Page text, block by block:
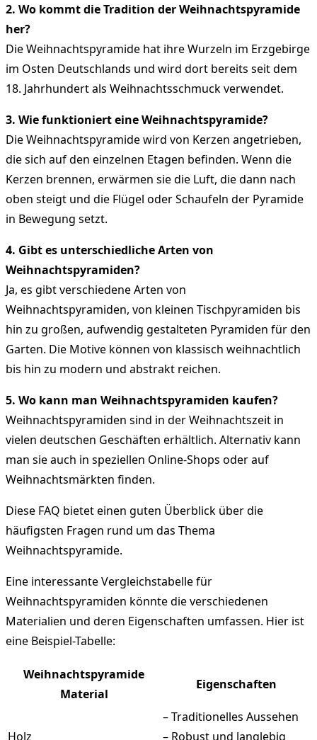
2. Wo kommt die Tradition der Weihnachtspyramide
her?
Die Weihnachtspyramide hat ihre Wurzeln im Erzgebirge
im Osten Deutschlands und wird dort bereits seit dem
18. Jahrhundert als Weihnachtsschmuck verwendet.
3. Wie funktioniert eine Weihnachtspyramide?
Die Weihnachtspyramide wird von Kerzen angetrieben,
die sich auf den einzelnen Etagen befinden. Wenn die
Kerzen brennen, erwärmen sie die Luft, die dann nach
oben steigt und die Flügel oder Schaufeln der Pyramide
in Bewegung setzt.
4. Gibt es unterschiedliche Arten von
Weihnachtspyramiden?
Ja, es gibt verschiedene Arten von
Weihnachtspyramiden, von kleinen Tischpyramiden bis
hin zu großen, aufwendig gestalteten Pyramiden für den
Garten. Die Motive können von klassisch weihnachtlich
bis hin zu modern und abstrakt reichen.
5. Wo kann man Weihnachtspyramiden kaufen?
Weihnachtspyramiden sind in der Weihnachtszeit in
vielen deutschen Geschäften erhältlich. Alternativ kann
man sie auch in speziellen Online-Shops oder auf
Weihnachtsmärkten finden.
Diese FAQ bietet einen guten Überblick über die
häufigsten Fragen rund um das Thema
Weihnachtspyramide.
Eine interessante Vergleichstabelle für
Weihnachtspyramiden könnte die verschiedenen
Materialien und deren Eigenschaften umfassen. Hier ist
eine Beispiel-Tabelle:
Weihnachtspyramide
Material
Eigenschaften
Holz
– Traditionelles Aussehen
– Robust und langlebig